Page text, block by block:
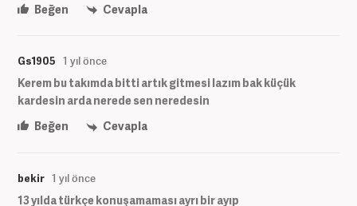
Beğen
Cevapla
Gs1905 1 yıl önce
Kerem bu takımda bitti artık gitmesi lazım bak küçük
kardesin arda nerede sen neredesin
Beğen
Cevapla
bekir 1 yıl önce
13 yılda türkçe konuşamaması ayrı bir ayıp